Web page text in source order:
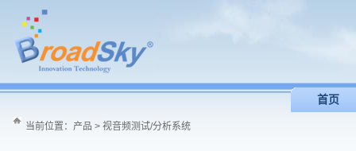
首页
当前位置： 产品 > 视音频测试/分析系统